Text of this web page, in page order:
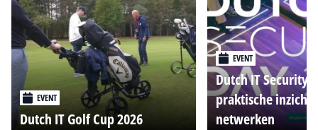
EVENT
Dutch IT Golf Cup 2026
EVENT
Dutch IT Security
praktische
netwerken